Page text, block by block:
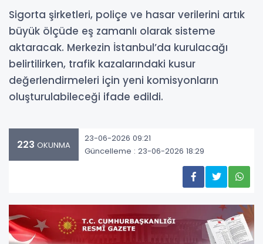
Sigorta şirketleri, poliçe ve hasar verilerini artık
büyük ölçüde eş zamanlı olarak sisteme
aktaracak. Merkezin İstanbul’da kurulacağı
belirtilirken, trafik kazalarındaki kusur
değerlendirmeleri için yeni komisyonların
oluşturulabileceği ifade edildi.
223 OKUNMA
23-06-2026 09:21
Güncelleme : 23-06-2026 18:29